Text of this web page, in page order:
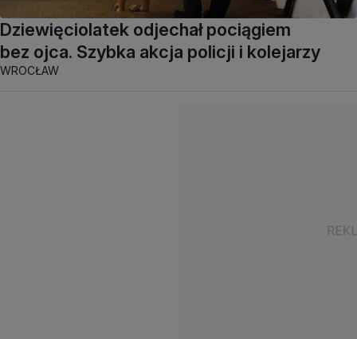
Dziewięciolatek odjechał pociągiem
bez ojca. Szybka akcja policji i kolejarzy
WROCŁAW